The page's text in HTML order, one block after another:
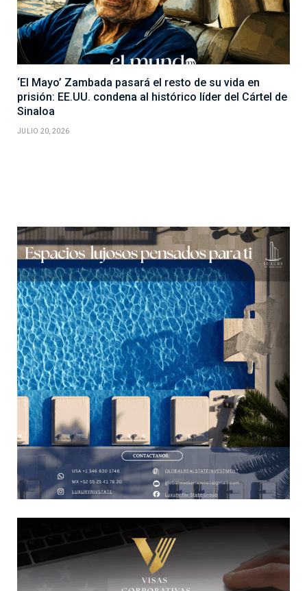
‘El Mayo’ Zambada pasará el resto de su vida en
prisión: EE.UU. condena al histórico líder del Cártel de
Sinaloa
JULIO 20, 2026